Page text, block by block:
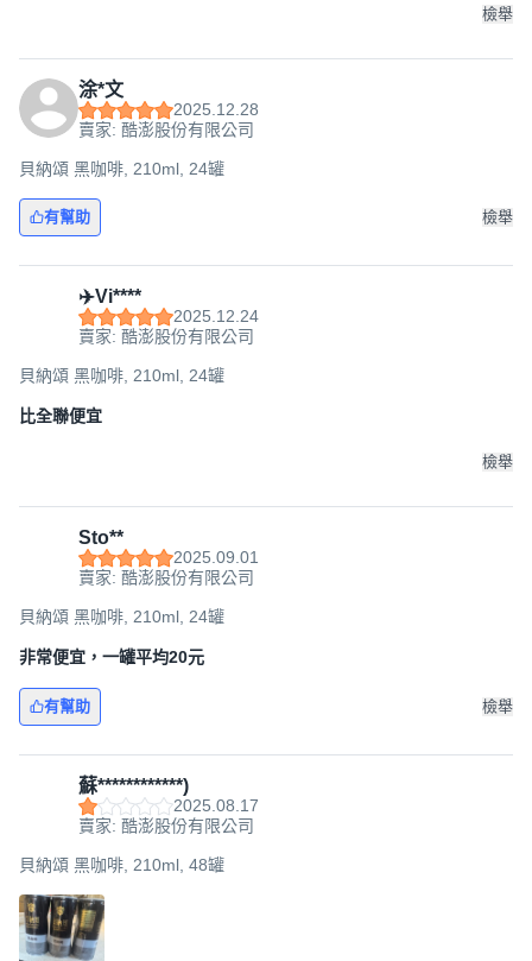
檢舉
涂*文
2025.12.28
賣家: 酷澎股份有限公司
貝納頌 黑咖啡, 210ml, 24罐
有幫助 檢舉
✈️Vi****
2025.12.24
賣家: 酷澎股份有限公司
貝納頌 黑咖啡, 210ml, 24罐
比全聯便宜
檢舉
Sto**
2025.09.01
賣家: 酷澎股份有限公司
貝納頌 黑咖啡, 210ml, 24罐
非常便宜，一罐平均20元
有幫助 檢舉
蘇************)
2025.08.17
賣家: 酷澎股份有限公司
貝納頌 黑咖啡, 210ml, 48罐